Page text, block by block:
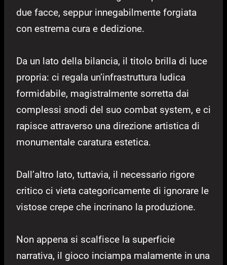
due facce, seppur innegabilmente forgiata
con estrema cura e dedizione.
Da un lato della bilancia, il titolo brilla di luce
propria: ci regala un’infrastruttura ludica
formidabile, magistralmente sorretta dai
complessi snodi del suo combat system, e ci
rapisce attraverso una direzione artistica di
monumentale caratura estetica.
Dall’altro lato, tuttavia, il necessario rigore
critico ci vieta categoricamente di ignorare le
vistose crepe che incrinano la produzione.
Non appena si scalfisce la superficie
narrativa, il gioco inciampa malamente in una